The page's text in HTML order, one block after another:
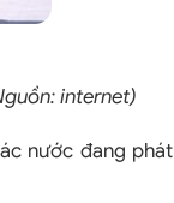
internet)
nước đang phát